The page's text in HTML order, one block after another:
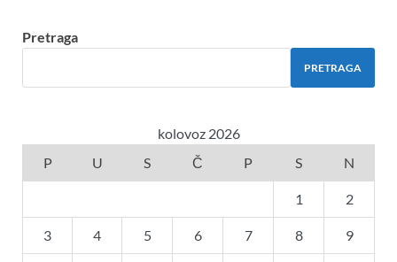
Pretraga
PRETRAGA
kolovoz 2026
P
U S Č P S N
1 2
3 4 5 6 7 8 9